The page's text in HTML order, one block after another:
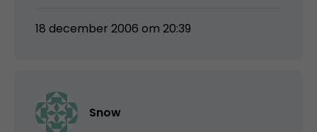
18 december 2006 om 20:39
Snow